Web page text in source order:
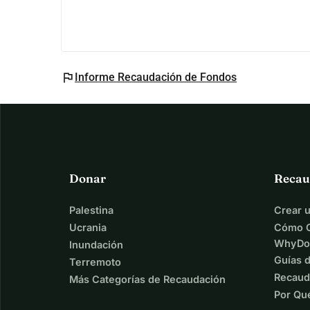
flag Informe Recaudación de Fondos
Donar
Palestina
Ucrania
Inundación
Terremoto
Más Categorías de Recaudación
Crear
Cómo
Guías
Por